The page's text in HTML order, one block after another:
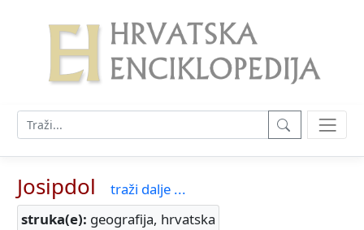
Josipdol
traži dalje ...
struka(e): geografija, hrvatska